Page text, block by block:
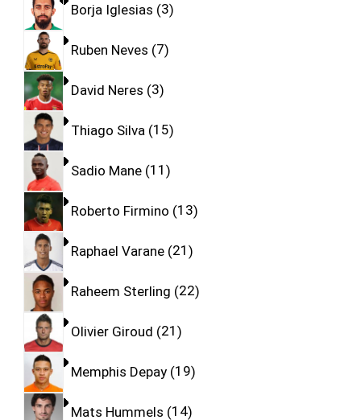
Borja Iglesias 3
Ruben Neves 7
David Neres 3
Thiago Silva 15
Sadio Mane 11
Roberto Firmino 13
Raphael Varane 21
Raheem Sterling 22
Olivier Giroud 21
Memphis Depay 19
Mats Hummels 14